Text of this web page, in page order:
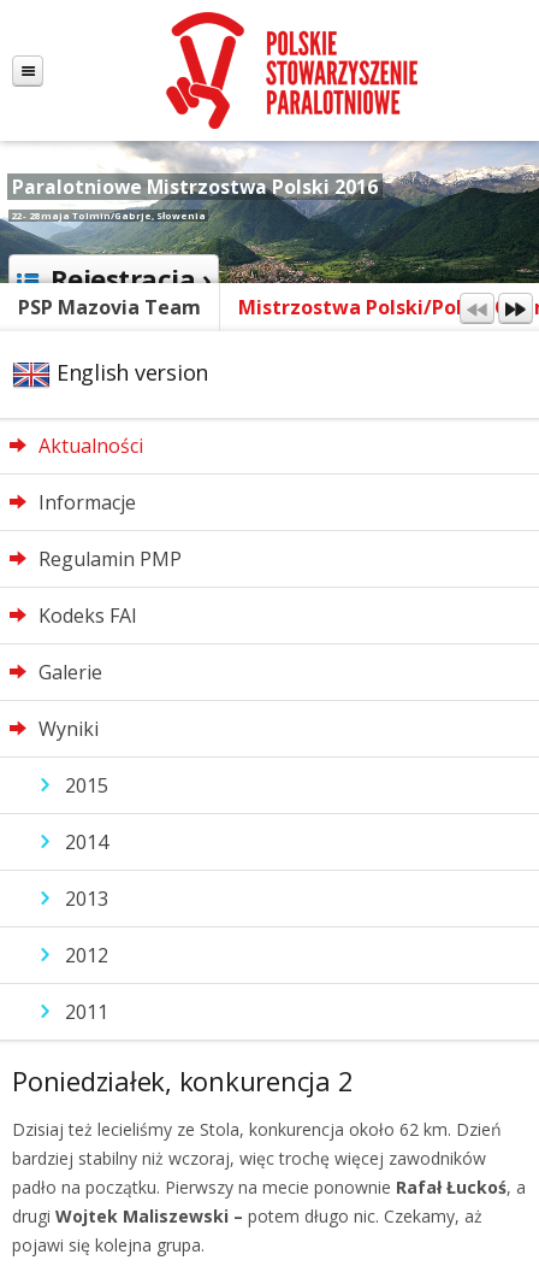
Paralotniowe Mistrzostwa Polski 2016
22 - 28 maja Tolmin/Gabrje, Słowenia
Rejestracja ›
PSP Mazovia Team Mistrzostwa Polski/Polish
English version
Aktualności
Informacje
Regulamin PMP
Kodeks FAI
Galerie
Wyniki
2015
2014
2013
2012
2011
Poniedziałek, konkurencja 2
Dzisiaj też lecieliśmy ze Stola, konkurencja około 62 km. Dzień
bardziej stabilny niż wczoraj, więc trochę więcej zawodników
padło na początku. Pierwszy na mecie ponownie Rafał Łuckoś, a
drugi Wojtek Maliszewski – potem długo nic. Czekamy, aż
pojawi się kolejna grupa.